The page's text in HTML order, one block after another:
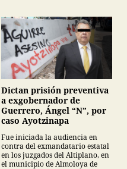
Dictan prisión preventiva
a exgobernador de
Guerrero, Ángel “N”, por
caso Ayotzinapa
Fue iniciada la audiencia en
contra del exmandatario estatal
en los juzgados del Altiplano, en
el municipio de Almoloya de